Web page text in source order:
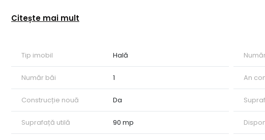
Citește mai mult
Tip imobil Hală
Număr băi 1 An
Construcție nouă Da
Suprafață utilă 90 mp